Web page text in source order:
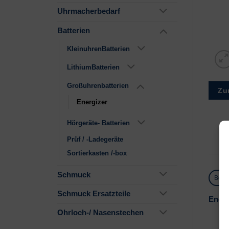
Uhrmacherbedarf
Batterien
KleinuhrenBatterien
LithiumBatterien
Großuhrenbatterien
Energizer
Hörgeräte- Batterien
Prüf / -Ladegeräte
Sortierkasten /-box
Schmuck
Schmuck Ersatzteile
Ohrloch-/ Nasenstechen